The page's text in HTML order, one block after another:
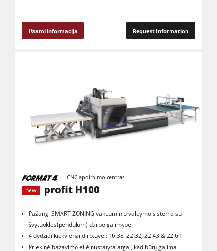
Išsami informacija Request Information
CNC apdirbimo centras
new
profit H100
Pažangi SMART ZONING vakuuminio valdymo sistema su
švytuoklės(pendulum) darbo galimybe
4 dydžiai kiekvienai dirbtuvei: 16.38, 22.32, 22.43 & 22.61
Priekinė bazavimo eilė nustatyta atgal, kad būtų galima